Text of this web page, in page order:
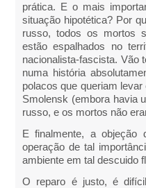
prática. E o mais
situação hipotética? Por
russo, todos os mortos
estão espalhados no
nacionalista-fascista. Vão
numa história
polacos que queriam
Smolensk (embora havia
russo, e os mortos não
E finalmente, a
operação de tal
ambiente em tal descuido
O reparo é justo, é